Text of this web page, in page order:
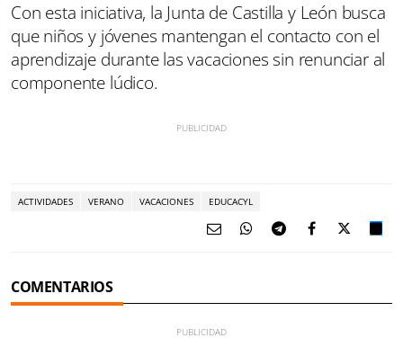
Con esta iniciativa, la Junta de Castilla y León busca
que niños y jóvenes mantengan el contacto con el
aprendizaje durante las vacaciones sin renunciar al
componente lúdico.
ACTIVIDADES VERANO VACACIONES EDUCACYL
COMENTARIOS